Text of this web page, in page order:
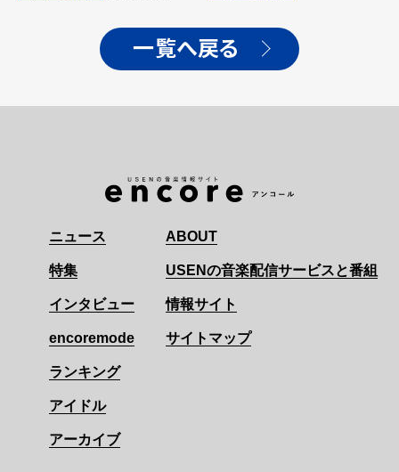
一覧へ戻る
ニュース
特集
インタビュー
encoremode
ランキング
アイドル
アーカイブ
ABOUT
USENの音楽配信サービスと番組
情報サイト
サイトマップ